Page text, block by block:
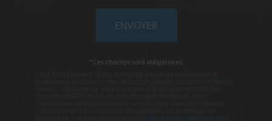
*Ces champs sont obligatoires
fvjr.ca
politique de confidentialité